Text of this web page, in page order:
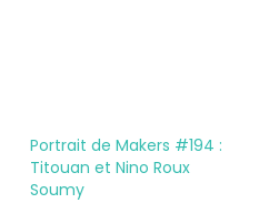
Portrait de Makers #194 :
Titouan et Nino Roux
Soumy